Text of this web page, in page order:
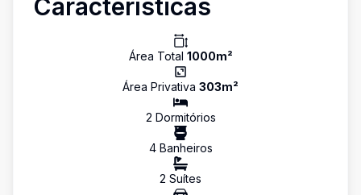
Características
Área Total 1000m²
Área Privativa 303m²
2 Dormitórios
4Banheiros
2 Suítes